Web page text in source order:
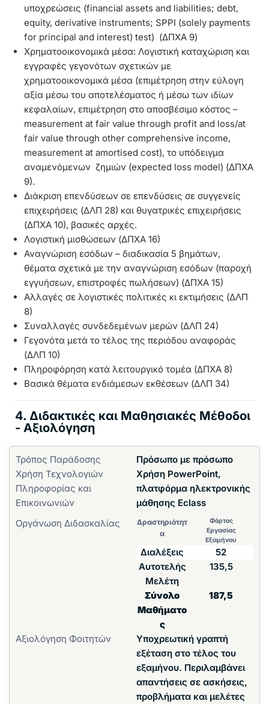
υποχρεώσεις (financial assets and liabilities; debt,
equity, derivative instruments; SPPI (solely payments
for principal and interest) test) (ΔΠΧΑ 9)
Χρηματοοικονομικά μέσα: Λογιστική καταχώριση και
εγγραφές γεγονότων σχετικών με
χρηματοοικονομικά μέσα (επιμέτρηση στην εύλογη
αξία μέσω του αποτελέσματος ή μέσω των ιδίων
κεφαλαίων, επιμέτρηση στο αποσβέσιμο κόστος –
measurement at fair value through profit and loss/at
fair value through other comprehensive income,
measurement at amortised cost), το υπόδειγμα
αναμενόμενων ζημιών (expected loss model) (ΔΠΧΑ
9).
Διάκριση επενδύσεων σε επενδύσεις σε συγγενείς
επιχειρήσεις (ΔΛΠ 28) και θυγατρικές επιχειρήσεις
(ΔΠΧΑ 10), βασικές αρχές.
Λογιστική μισθώσεων (ΔΠΧΑ 16)
Αναγνώριση εσόδων – διαδικασία 5 βημάτων,
θέματα σχετικά με την αναγνώριση εσόδων (παροχή
εγγυήσεων, επιστροφές πωλήσεων) (ΔΠΧΑ 15)
Αλλαγές σε λογιστικές πολιτικές κι εκτιμήσεις (ΔΛΠ
8)
Συναλλαγές συνδεδεμένων μερών (ΔΛΠ 24)
Γεγονότα μετά το τέλος της περιόδου αναφοράς
(ΔΛΠ 10)
Πληροφόρηση κατά λειτουργικό τομέα (ΔΠΧΑ 8)
Βασικά θέματα ενδιάμεσων εκθέσεων (ΔΛΠ 34)
4. Διδακτικές και Μαθησιακές Μέθοδοι
- Αξιολόγηση
Τρόπος Παράδοσης
Πρόσωπο με πρόσωπο
Χρήση Τεχνολογιών
Πληροφορίας και
Επικοινωνιών
Χρήση PowerPoint,
πλατφόρμα ηλεκτρονικής
μάθησης Eclass
Οργάνωση Διδασκαλίας
Δραστηριότητ
α
Φόρτος
Εργασίας
Εξαμήνου
Διαλέξεις
52
Αυτοτελής
Μελέτη
135,5
Σύνολο
Μαθήματο
ς
187,5
Αξιολόγηση Φοιτητών
Υποχρεωτική γραπτή
εξέταση στο τέλος του
εξαμήνου. Περιλαμβάνει
απαντήσεις σε ασκήσεις,
προβλήματα και μελέτες